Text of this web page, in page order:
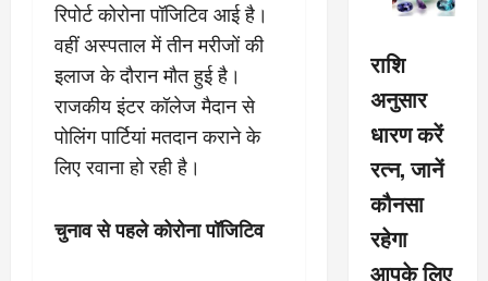
रिपोर्ट कोरोना पॉजिटिव आई है।
वहीं अस्पताल में तीन मरीजों की
इलाज के दौरान मौत हुई है।
राजकीय इंटर कॉलेज मैदान से
पोलिंग पार्टियां मतदान कराने के
लिए रवाना हो रही है।
चुनाव से पहले कोरोना पॉजिटिव
राशि
अनुसार
धारण करें
रत्न, जानें
कौनसा
रहेगा
आपके लिए